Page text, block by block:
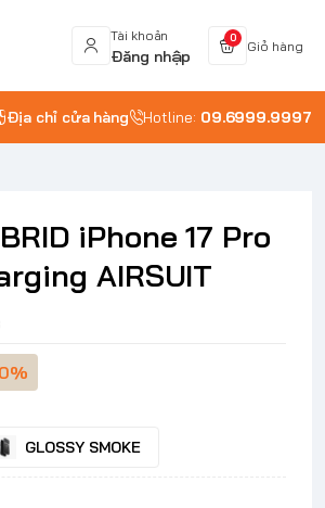
Tài khoản
Đăng nhập
0
Giỏ hàng
Địa chỉ cửa hàng Hotline: 09.6999.9997
iPhone 17 Pro
AIRSUIT
GLOSSY SMOKE